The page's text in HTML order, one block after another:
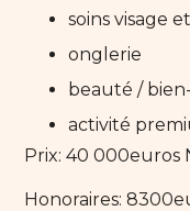
soins visage
onglerie
beauté /
activité
Prix: 40 000euros
Honoraires: